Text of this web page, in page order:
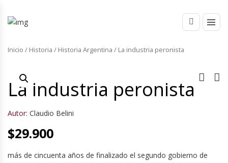
Inicio / Historia / Historia Argentina / La industria peronista
La industria peronista
Autor: Claudio Belini
$29.900
más de cincuenta años de finalizado el segundo gobierno de